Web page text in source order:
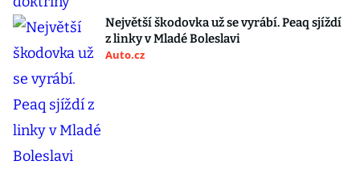
Největší škodovka už se vyrábí. Peaq sjíždí
z linky v Mladé Boleslavi
Auto.cz